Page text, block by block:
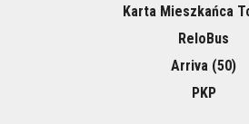
Karta Mieszkańca
ReloBus
Arriva (50)
PKP